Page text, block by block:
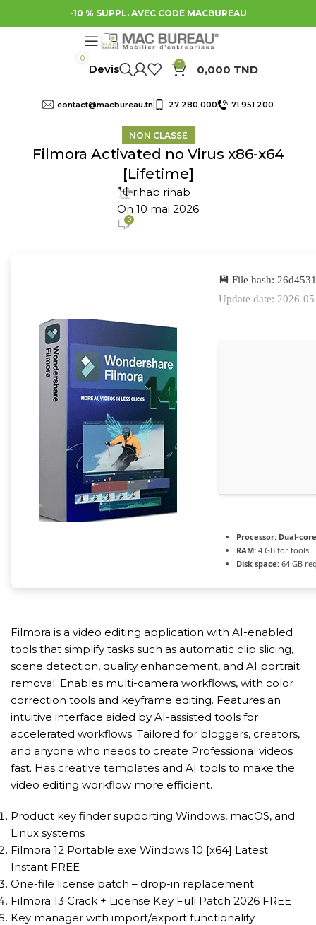
-10 % SUPPL. AVEC CODE MACBUREAU
0
0 0,000 TND
contact@macbureau.tn 27 280 000 71 951 200
NON CLASSÉ
Filmora Activated no Virus x86-x64
[Lifetime]
rihab rihab
On 10 mai 2026
0
💾 File hash:
Update date: 2026-
Processor: Dual-
RAM: 4 GB for tools
Disk space: 64 GB
Filmora is a video editing application with AI-enabled
tools that simplify tasks such as automatic clip slicing,
scene detection, quality enhancement, and AI portrait
removal. Enables multi-camera workflows, with color
correction tools and keyframe editing. Features an
intuitive interface aided by AI-assisted tools for
accelerated workflows. Tailored for bloggers, creators,
and anyone who needs to create Professional videos
fast. Has creative templates and AI tools to make the
video editing workflow more efficient.
Product key finder supporting Windows, macOS, and
Linux systems
Filmora 12 Portable exe Windows 10 [x64] Latest
Instant FREE
One-file license patch – drop-in replacement
Filmora 13 Crack + License Key Full Patch 2026 FREE
Key manager with import/export functionality